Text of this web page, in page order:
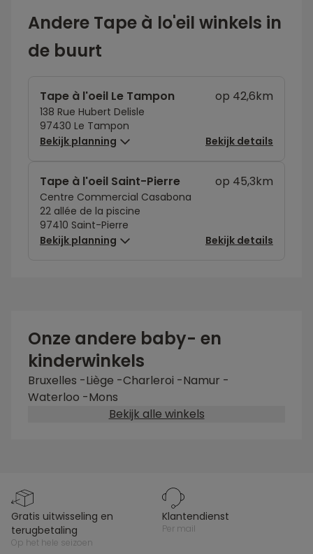
Andere Tape à lo'eil winkels in
de buurt
Tape à l'oeil Le Tampon
138 Rue Hubert Delisle
97430 Le Tampon
op 42,6km
Bekijk planning Bekijk details
Tape à l'oeil Saint-Pierre
Centre Commercial Casabona
22 allée de la piscine
97410 Saint-Pierre
op 45,3km
Bekijk planning Bekijk details
Onze andere baby- en
kinderwinkels
Bruxelles -Liège -Charleroi -Namur -
Waterloo -Mons
Bekijk alle winkels
gratis uitwisseling en
terugbetaling
op het hele seizoen
klantendienst
per mail